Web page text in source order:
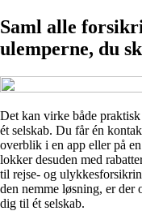
Saml alle
ulemperne, du
Det kan virke både
ét selskab. Du får én
overblik i en app eller på
lokker desuden med
til rejse- og
den nemme løsning, er der
dig til ét selskab.